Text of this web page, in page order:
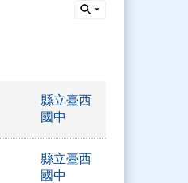
縣立臺西
國中
縣立臺西
國中